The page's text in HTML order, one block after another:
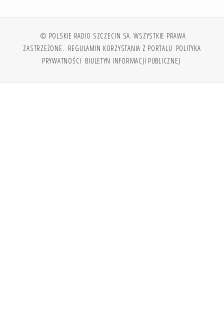
© POLSKIE RADIO SZCZECIN SA. WSZYSTKIE PRAWA
ZASTRZEŻONE. REGULAMIN KORZYSTANIA Z PORTALU POLITYKA
PRYWATNOŚCI BIULETYN INFORMACJI PUBLICZNEJ